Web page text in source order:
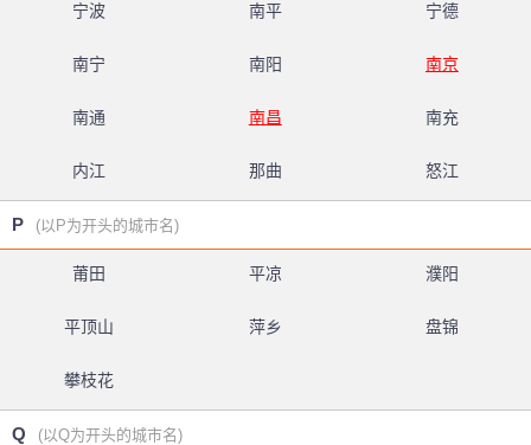
宁波 南平 宁德
南宁 南阳 南京
南通 南昌 南充
内江 那曲 怒江
P (以P为开头的城市名)
莆田 平凉 濮阳
平顶山 萍乡 盘锦
攀枝花
Q (以Q为开头的城市名)